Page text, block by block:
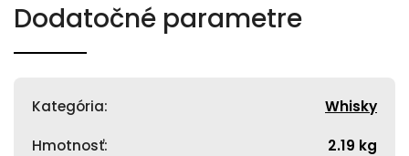
Dodatočné parametre
Kategória: Whisky
Hmotnosť: 2.19 kg